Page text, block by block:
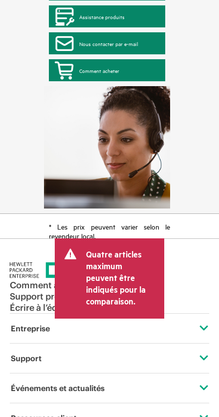
Assistance produits
Nous contacter par e-mail
Comment acheter
* Les prix peuvent varier selon le
revendeur local.
Quatre articles
maximum
peuvent être
indiqués pour la
comparaison.
Comment acheter
Support produit
Écrire à l’équipe commerciale
Entreprise
À propos de HPE
Support
Services d’assistance opérationnelle (OSS)
Événements et actualités
Événements